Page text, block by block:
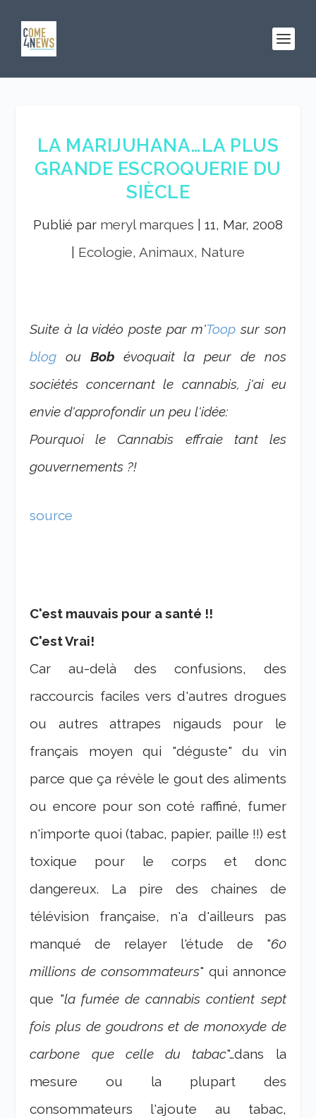
LA MARIJUHANA…LA PLUS
GRANDE ESCROQUERIE DU
SIÈCLE
Publié par meryl marques
11, Mar, 2008
Ecologie, Animaux, Nature
Suite à la vidéo poste par m'Toop sur son
blogou Bob évoquait la peur de nos
sociétés concernant le cannabis, j'ai eu
envie d'approfondir un peu l'idée:
Pourquoi le Cannabis effraie tant les
gouvernements ?!
source
C'est mauvais pour a santé !!
C'est Vrai!
Car au-delà des confusions, des
raccourcis faciles vers d'autres drogues
ou autres attrapes nigauds pour le
français moyen qui "déguste" du vin
parce que ça révèle le gout des aliments
ou encore pour son coté raffiné, fumer
n'importe quoi (tabac, papier, paille !!) est
toxique pour le corps et donc
dangereux. La pire des chaines de
télévision française, n'a d'ailleurs pas
manqué de relayer l'étude de "60
millions de consommateurs" qui annonce
que "la fumée de cannabis contient sept
fois plus de goudrons et de monoxyde de
carbone que celle du tabac"…dans la
mesure ou la plupart des
consommateurs l'ajoute au tabac,